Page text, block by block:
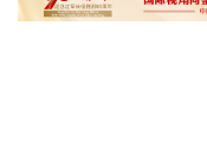
白宫否认特朗普与